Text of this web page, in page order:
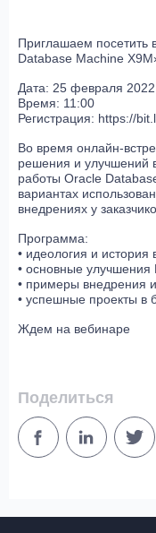
Приглашаем посетить
Database Machine
Дата: 25 февраля 2022
Время: 11:00
Регистрация: https://
Во время онлайн-
решения и улучшений
работы Oracle
вариантах
внедрениях у
Программа:
• идеология и история
• основные
• примеры внедрения
• успешные проекты в
Ждем на вебинаре
Поделиться